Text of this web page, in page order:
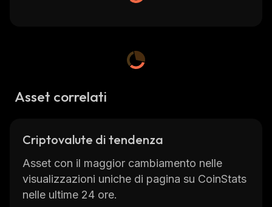
Asset correlati
Criptovalute di tendenza
Asset con il maggior cambiamento nelle
visualizzazioni uniche di pagina su CoinStats
nelle ultime 24 ore.